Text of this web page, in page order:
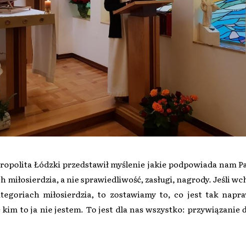
Łódzki przedstawił myślenie jakie podpowiada nam
miłosierdzia, a nie sprawiedliwość, zasługi, nagrody. Jeśli
miłosierdzia, to zostawiamy to, co jest tak
to ja nie jestem. To jest dla nas wszystko: przywiązanie